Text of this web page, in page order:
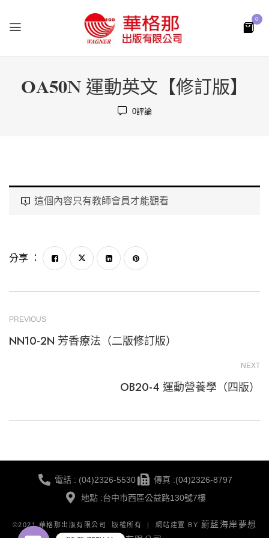
0
OA50N 運動英文【修訂版】
0評論
這個內容只有教師會員才能觀看
分享 ：
PREVIOUS
NN10-2N 芳香療法（二版修訂版）
NEXT
OB20-4 運動營養學（四版）
電話 : (04)2326-5530
傳真 :(04)2326-8797
地點 :台中市西區公益路130號7樓
©2021 華格那出版有限公司 版權所有 | 網站建置 BY 蔚藍海岸夢想